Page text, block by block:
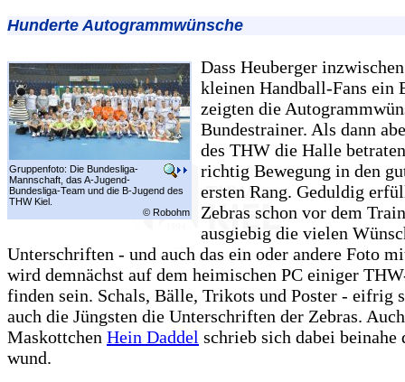
Hunderte Autogrammwünsche
Gruppenfoto: Die Bundesliga-
Mannschaft, das A-Jugend-
Bundesliga-Team und die B-Jugend des
THW Kiel.
© Robohm
Dass Heuberger
kleinen Handball-Fans ein
zeigten die
Bundestrainer. Als dann
des THW die Halle
richtig Bewegung in den
ersten Rang. Geduldig
Zebras schon vor dem
ausgiebig die vielen
Unterschriften - und auch das ein oder andere Foto
wird demnächst auf dem heimischen PC einiger
finden sein. Schals, Bälle, Trikots und Poster - eifrig
auch die Jüngsten die Unterschriften der Zebras. Auch
Maskottchen Hein Daddel schrieb sich dabei beinahe
wund.